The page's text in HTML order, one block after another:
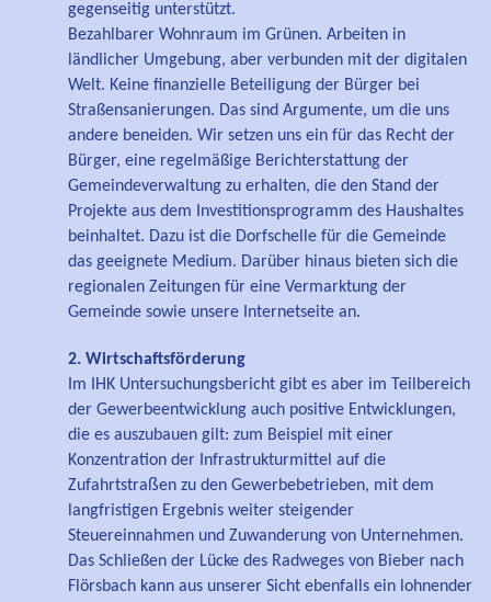
gegenseitig unterstützt.
Bezahlbarer Wohnraum im Grünen. Arbeiten in
ländlicher Umgebung, aber verbunden mit der digitalen
Welt. Keine finanzielle Beteiligung der Bürger bei
Straßensanierungen. Das sind Argumente, um die uns
andere beneiden. Wir setzen uns ein für das Recht der
Bürger, eine regelmäßige Berichterstattung der
Gemeindeverwaltung zu erhalten, die den Stand der
Projekte aus dem Investitionsprogramm des Haushaltes
beinhaltet. Dazu ist die Dorfschelle für die Gemeinde
das geeignete Medium. Darüber hinaus bieten sich die
regionalen Zeitungen für eine Vermarktung der
Gemeinde sowie unsere Internetseite an.
2. Wirtschaftsförderung
Im IHK Untersuchungsbericht gibt es aber im Teilbereich
der Gewerbeentwicklung auch positive Entwicklungen,
die es auszubauen gilt: zum Beispiel mit einer
Konzentration der Infrastrukturmittel auf die
Zufahrtstraßen zu den Gewerbebetrieben, mit dem
langfristigen Ergebnis weiter steigender
Steuereinnahmen und Zuwanderung von Unternehmen.
Das Schließen der Lücke des Radweges von Bieber nach
Flörsbach kann aus unserer Sicht ebenfalls ein lohnender